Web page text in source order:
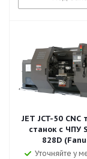
JET JCT-50 CNC
станок с ЧПУ
828D
Уточняйте у